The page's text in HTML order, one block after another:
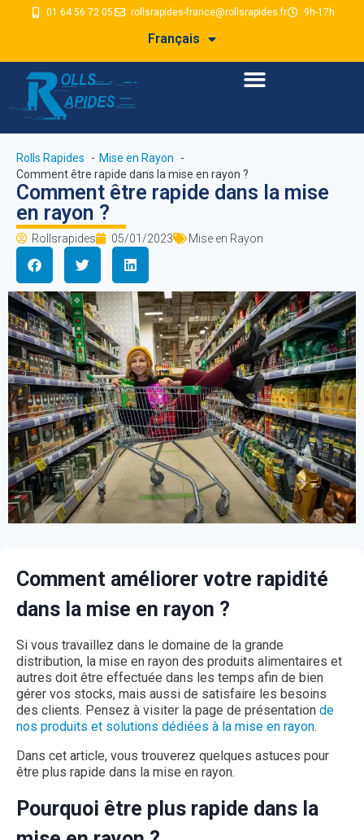
01 64 56 72 05 rollsrapides-france@rollsrapides.fr 9h-17h
Français
Rolls Rapides
Mise en Rayon
Comment être rapide dans la mise en rayon ?
Comment être rapide dans la mise
en rayon ?
Rollsrapides 05/01/2023 Mise en Rayon
Comment améliorer votre rapidité
dans la mise en rayon ?
Si vous travaillez dans le domaine de la grande
distribution, la mise en rayon des produits alimentaires et
autres doit être effectuée dans les temps afin de bien
gérer vos stocks, mais aussi de satisfaire les besoins
des clients. Pensez à visiter la page de présentation de
nos produits et solutions dédiées à la mise en rayon.
Dans cet article, vous trouverez quelques astuces pour
être plus rapide dans la mise en rayon.
Pourquoi être plus rapide dans la